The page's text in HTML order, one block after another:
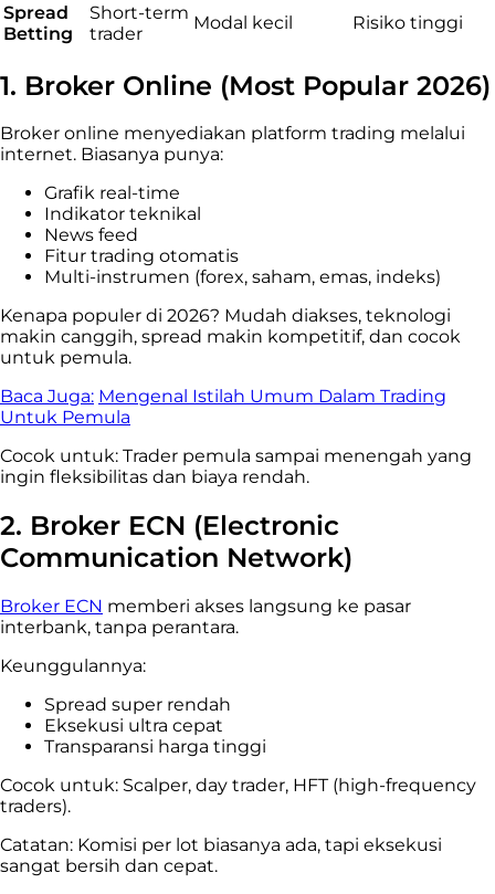
Spread
Betting
Short-term
trader
Modal kecil Risiko tinggi
1. Broker Online (Most Popular 2026)
Broker online menyediakan platform trading melalui
internet. Biasanya punya:
Grafik real-time
Indikator teknikal
News feed
Fitur trading otomatis
Multi-instrumen (forex, saham, emas, indeks)
Kenapa populer di 2026? Mudah diakses, teknologi
makin canggih, spread makin kompetitif, dan cocok
untuk pemula.
Baca Juga: Mengenal Istilah Umum Dalam Trading
Untuk Pemula
Cocok untuk: Trader pemula sampai menengah yang
ingin fleksibilitas dan biaya rendah.
2. Broker ECN (Electronic
Communication Network)
Broker ECN memberi akses langsung ke pasar
interbank, tanpa perantara.
Keunggulannya:
Spread super rendah
Eksekusi ultra cepat
Transparansi harga tinggi
Cocok untuk: Scalper, day trader, HFT (high-frequency
traders).
Catatan: Komisi per lot biasanya ada, tapi eksekusi
sangat bersih dan cepat.